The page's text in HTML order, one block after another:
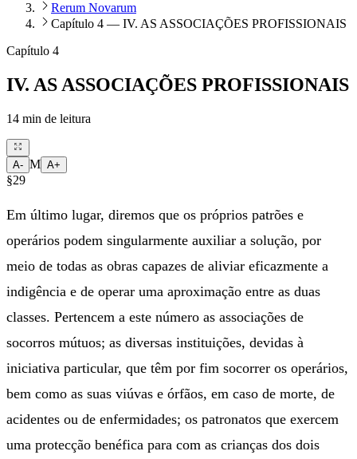
Rerum Novarum
Capítulo 4 — IV. AS ASSOCIAÇÕES PROFISSIONAIS
Capítulo 4
IV. AS ASSOCIAÇÕES PROFISSIONAIS
14 min de leitura
A- M A+
§29
Em último lugar, diremos que os próprios patrões e
operários podem singularmente auxiliar a solução, por
meio de todas as obras capazes de aliviar eficazmente a
indigência e de operar uma aproximação entre as duas
classes. Pertencem a este número as associações de
socorros mútuos; as diversas instituições, devidas à
iniciativa particular, que têm por fim socorrer os operários,
bem como as suas viúvas e órfãos, em caso de morte, de
acidentes ou de enfermidades; os patronatos que exercem
uma protecção benéfica para com as crianças dos dois